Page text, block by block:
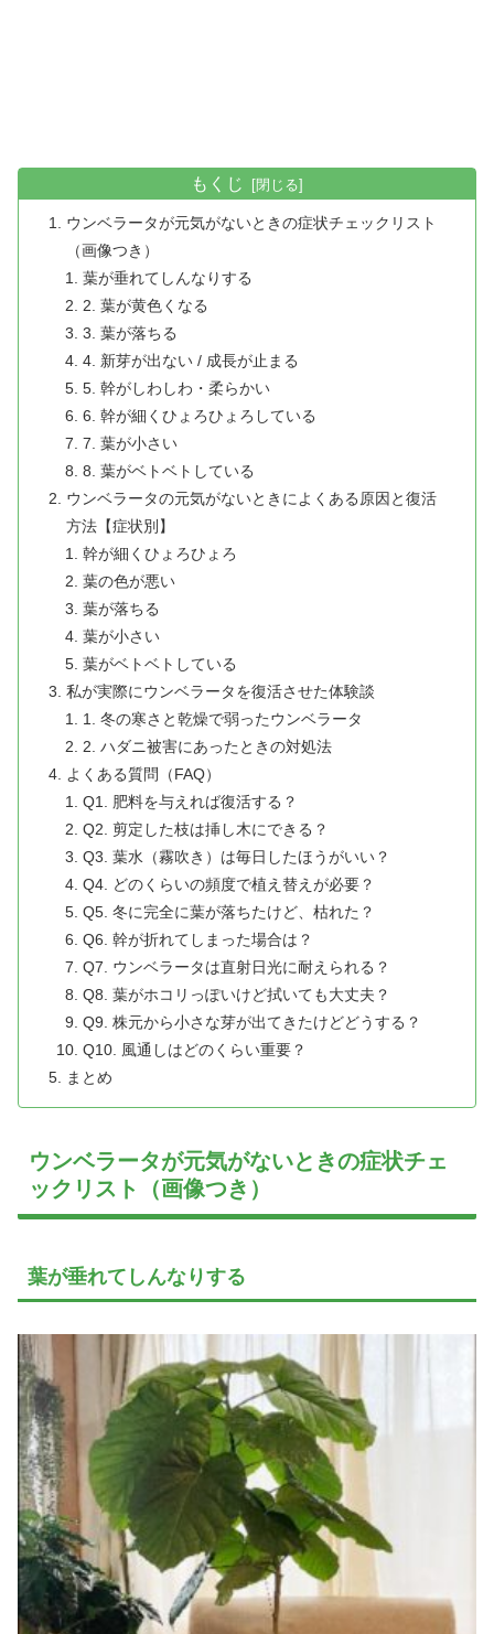
もくじ
ウンベラータが元気がないときの症状チェックリスト
（画像つき）
葉が垂れてしんなりする
2. 葉が黄色くなる
3. 葉が落ちる
4. 新芽が出ない / 成長が止まる
5. 幹がしわしわ・柔らかい
6. 幹が細くひょろひょろしている
7. 葉が小さい
8. 葉がベトベトしている
ウンベラータの元気がないときによくある原因と復活
方法【症状別】
幹が細くひょろひょろ
葉の色が悪い
葉が落ちる
葉が小さい
葉がベトベトしている
私が実際にウンベラータを復活させた体験談
1. 冬の寒さと乾燥で弱ったウンベラータ
2. ハダニ被害にあったときの対処法
よくある質問（FAQ）
Q1. 肥料を与えれば復活する？
Q2. 剪定した枝は挿し木にできる？
Q3. 葉水（霧吹き）は毎日したほうがいい？
Q4. どのくらいの頻度で植え替えが必要？
Q5. 冬に完全に葉が落ちたけど、枯れた？
Q6. 幹が折れてしまった場合は？
Q7. ウンベラータは直射日光に耐えられる？
Q8. 葉がホコリっぽいけど拭いても大丈夫？
Q9. 株元から小さな芽が出てきたけどどうする？
Q10. 風通しはどのくらい重要？
まとめ
ウンベラータが元気がないときの症状チェ
ックリスト（画像つき）
葉が垂れてしんなりする